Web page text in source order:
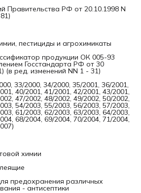
Правительства РФ от 20.10.1998 N
пестициды и агрохимикаты
продукции ОК 005-93
Госстандарта РФ от 30
(в ред. изменений NN 1 - 31)
33/2000, 34/2000, 35/2001, 36/2001,
40/2001, 41/2001, 42/2001, 43/2001,
47/2002, 48/2002, 49/2002, 50/2002,
54/2003, 55/2003, 56/2003, 57/2003,
61/2003, 62/2003, 63/2003, 64/2003,
68/2004, 69/2004, 70/2004, 71/2004,
химии
предохранения различных
- антисептики